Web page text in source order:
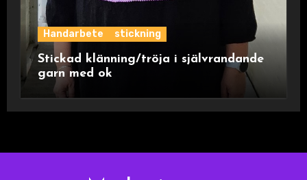
Handarbete stickning
Stickad klänning/tröja i självrandande
garn med ok